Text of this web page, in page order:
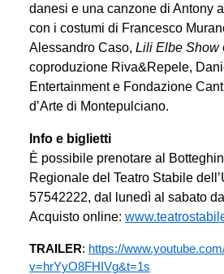
danesi e una canzone di Antony
con i costumi di Francesco
Alessandro Caso, Lili Elbe Show
coproduzione Riva&Repele,
Entertainment e Fondazione
d’Arte di Montepulciano.
Info e biglietti
È possibile prenotare al
Regionale del Teatro Stabile
57542222, dal lunedì al sabato
Acquisto online:
TRAILER: https://
v=hrYyO8FHIVg&t=1s